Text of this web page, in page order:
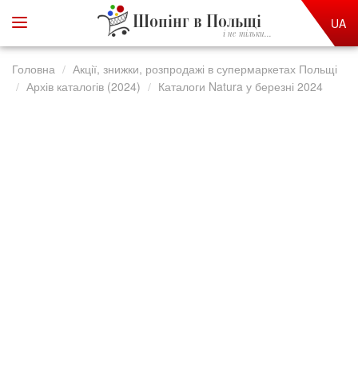
Шопінг в Польщі
і не тільки...
UA
Головна
Акції, знижки, розпродажі в супермаркетах Польщі
Архів каталогів (2024)
Каталоги Natura у березні 2024